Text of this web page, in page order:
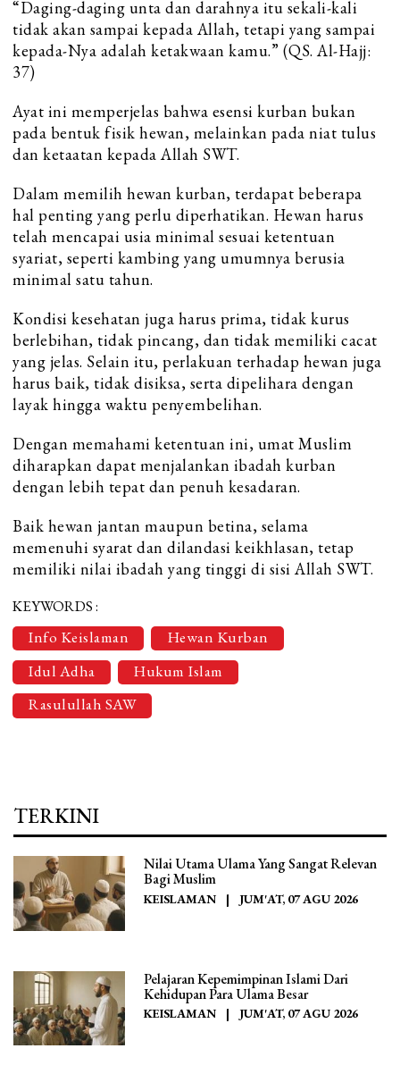
“Daging-daging unta dan darahnya itu sekali-kali
tidak akan sampai kepada Allah, tetapi yang sampai
kepada-Nya adalah ketakwaan kamu.” (QS. Al-Hajj:
37)
Ayat ini memperjelas bahwa esensi kurban bukan
pada bentuk fisik hewan, melainkan pada niat tulus
dan ketaatan kepada Allah SWT.
Dalam memilih hewan kurban, terdapat beberapa
hal penting yang perlu diperhatikan. Hewan harus
telah mencapai usia minimal sesuai ketentuan
syariat, seperti kambing yang umumnya berusia
minimal satu tahun.
Kondisi kesehatan juga harus prima, tidak kurus
berlebihan, tidak pincang, dan tidak memiliki cacat
yang jelas. Selain itu, perlakuan terhadap hewan juga
harus baik, tidak disiksa, serta dipelihara dengan
layak hingga waktu penyembelihan.
Dengan memahami ketentuan ini, umat Muslim
diharapkan dapat menjalankan ibadah kurban
dengan lebih tepat dan penuh kesadaran.
Baik hewan jantan maupun betina, selama
memenuhi syarat dan dilandasi keikhlasan, tetap
memiliki nilai ibadah yang tinggi di sisi Allah SWT.
KEYWORDS :
Info Keislaman
Hewan Kurban
Idul Adha
Hukum Islam
Rasulullah SAW
TERKINI
Nilai Utama Ulama Yang Sangat Relevan
Bagi Muslim
KEISLAMAN | JUM'AT, 07 AGU 2026
Pelajaran Kepemimpinan Islami Dari
Kehidupan Para Ulama Besar
KEISLAMAN | JUM'AT, 07 AGU 2026